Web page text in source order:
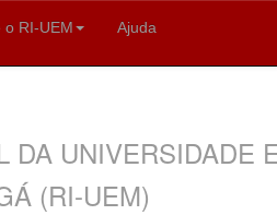
o RI-UEM Ajuda
UNIVERSIDADE
(RI-UEM)